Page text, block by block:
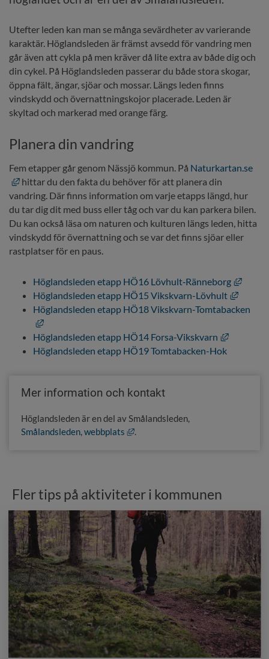
Utefter leden kan man se många sevärdheter av varierande
karaktär. Höglandsleden är främst avsedd för vandring men
går även att cykla på men kräver då lite extra av både dig och
din cykel. På Höglandsleden passerar du både stora skogar,
öppna fält, ängar, sjöar och mossar. Längs leden finns
vindskydd och övernattningskojor placerade. Leden är
skyltad och markerad med orange färg.
Planera din vandring
Fem etapper går genom Nässjö kommun. På Naturkartan.se
Länk till annan webbplats, öppnas i nytt fönster.
hittar du den fakta du behöver för att planera din
vandring. Där finns information om varje etapps längd, hur
du tar dig dit med buss eller tåg och var du kan parkera bilen.
Du kan också läsa om naturen och kulturen längs leden, hitta
vindskydd för övernattning och se var det finns sjöar eller
rastplatser för en paus.
Höglandsleden etapp HÖ16 Lövhult‑Ränneborg
Länk
Höglandsleden etapp HÖ15 Vikskvarn-Lövhult
Länk
Höglandsleden etapp HÖ18 Vikskvarn-Tomtabacken
Länk till annan webbplats, öppnas i nytt fönster.
Höglandsleden etapp HÖ14 Forsa-Vikskvarn
Länk till
Höglandsleden etapp HÖ19 Tomtabacken-Hok
Mer information och kontakt
Höglandsleden är en del av Smålandsleden,
Smålandsleden, webbplats
Länk till annan webbplats,
.
Fler tips på aktiviteter i kommunen